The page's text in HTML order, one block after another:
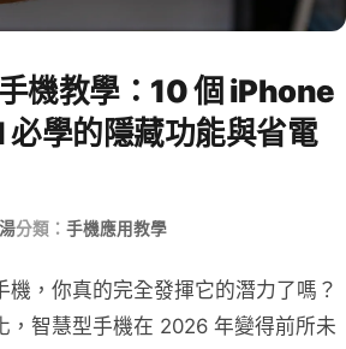
機教學：10 個 iPhone
學的隱藏功能與省電
分類： 手機應用教學
機，你真的完全發揮它的潛力了嗎？
，智慧型手機在 2026 年變得前所未